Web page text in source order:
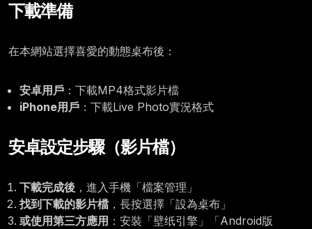
下載準備
在本網站選擇喜愛的動態桌布後：
安卓用戶 ：下載MP4格式影片檔
iPhone用戶 ：下載Live Photo實況格式
安卓設定步驟（影片檔）
下載完成後 ，進入手機「檔案管理」
找到下載的影片檔 ，長按選擇「設為桌布」
或使用第三方應用 ：安裝「壁纸引擎」「Android版